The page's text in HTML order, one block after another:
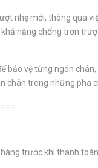
nhẹ mới, thông qua
năng chống trơn
bảo vệ từng ngón
chân trong những pha
trước khi thanh toán